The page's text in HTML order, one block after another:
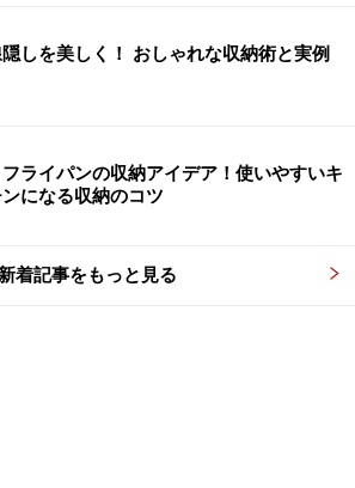
しを美しく！ おしゃれな収納術と実例
ライパンの収納アイデア！使いやすいキ
ンになる収納のコツ
着記事をもっと見る